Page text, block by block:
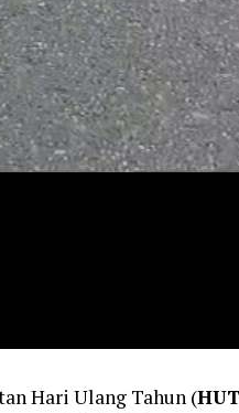
Hari Ulang Tahun (HUT